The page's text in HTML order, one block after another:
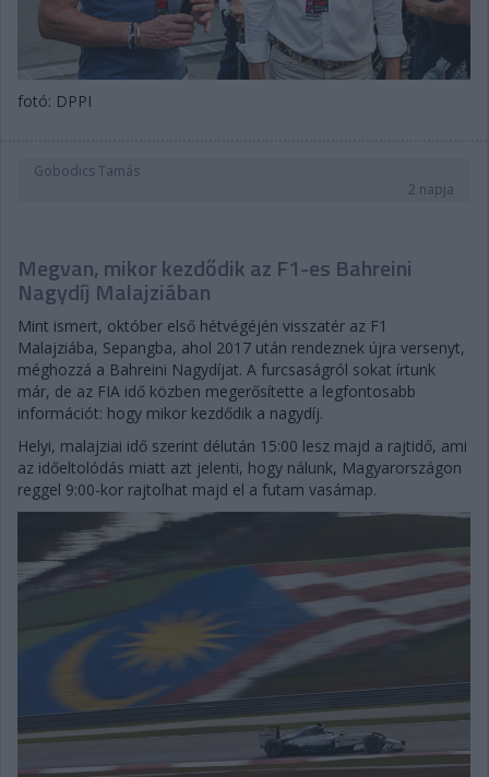
fotó: DPPI
Gobodics Tamás
2 napja
Megvan, mikor kezdődik az F1-es Bahreini
Nagydíj Malajziában
Mint ismert, október első hétvégéjén visszatér az F1
Malajziába, Sepangba, ahol 2017 után rendeznek újra versenyt,
méghozzá a Bahreini Nagydíjat. A furcsaságról sokat írtunk
már, de az FIA idő közben megerősítette a legfontosabb
információt: hogy mikor kezdődik a nagydíj.
Helyi, malajziai idő szerint délután 15:00 lesz majd a rajtidő, ami
az időeltolódás miatt azt jelenti, hogy nálunk, Magyarországon
reggel 9:00-kor rajtolhat majd el a futam vasárnap.